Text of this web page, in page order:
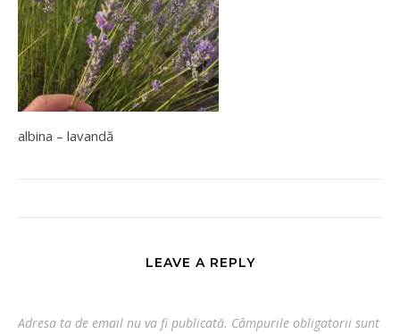
albina – lavandă
LEAVE A REPLY
Adresa ta de email nu va fi publicată. Câmpurile obligatorii sunt